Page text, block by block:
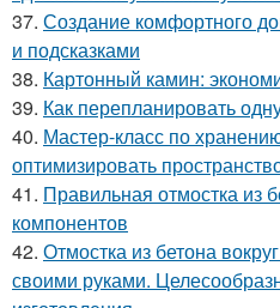
37. Создание комфортного
и подсказками
38. Картонный камин:
39. Как перепланировать
40. Мастер-класс по
оптимизировать
41. Правильная отмостка из
компонентов
42. Отмостка из бетона
своими руками.